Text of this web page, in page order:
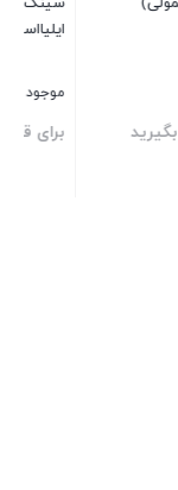
221
تماس بگیرید